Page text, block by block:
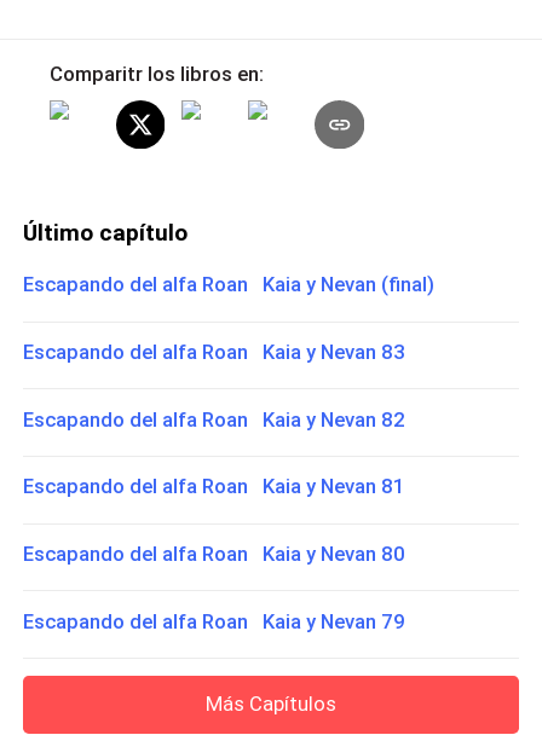
Comparitr los libros en:
Último capítulo
Escapando del alfa Roan Kaia y Nevan (final)
Escapando del alfa Roan Kaia y Nevan 83
Escapando del alfa Roan Kaia y Nevan 82
Escapando del alfa Roan Kaia y Nevan 81
Escapando del alfa Roan Kaia y Nevan 80
Escapando del alfa Roan Kaia y Nevan 79
Más Capítulos